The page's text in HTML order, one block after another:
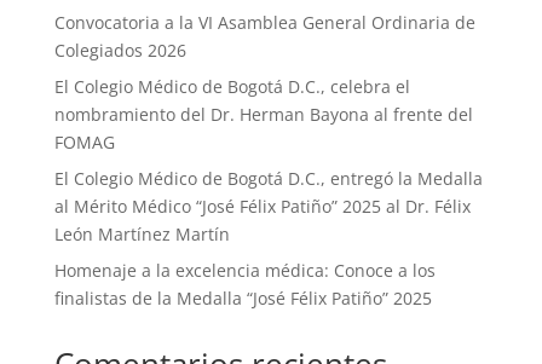
Convocatoria a la VI Asamblea General Ordinaria de
Colegiados 2026
El Colegio Médico de Bogotá D.C., celebra el
nombramiento del Dr. Herman Bayona al frente del
FOMAG
El Colegio Médico de Bogotá D.C., entregó la Medalla
al Mérito Médico “José Félix Patiño” 2025 al Dr. Félix
León Martínez Martín
Homenaje a la excelencia médica: Conoce a los
finalistas de la Medalla “José Félix Patiño” 2025